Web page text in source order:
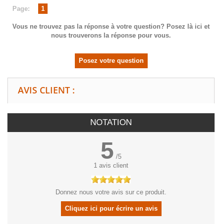
Page: 1
Vous ne trouvez pas la réponse à votre question? Posez là ici et
nous trouverons la réponse pour vous.
Posez votre question
AVIS CLIENT :
NOTATION
5 /5
1 avis client
Donnez nous votre avis sur ce produit.
Cliquez ici pour écrire un avis